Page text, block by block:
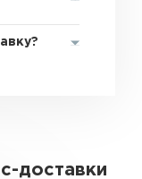
доставки